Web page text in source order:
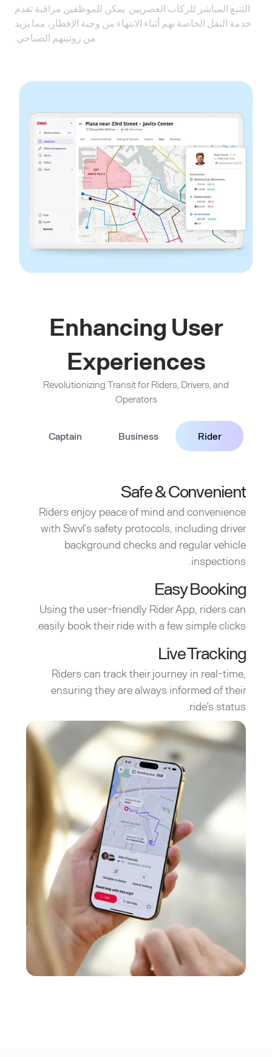
التتبع المباشر للركاب العصريين. يمكن للموظفين مراقبة تقدم
خدمة النقل الخاصة بهم أثناء الانتهاء من وجبة الإفطار، مما يزيد
من روتينهم الصباحي.
Enhancing User
Experiences
Revolutionizing Transit for Riders, Drivers, and
Operators
Rider
Business
Captain
Safe & Convenient
Riders enjoy peace of mind and convenience
with Swvl’s safety protocols, including driver
background checks and regular vehicle
inspections.
Easy Booking
Using the user-friendly Rider App, riders can
easily book their ride with a few simple clicks.
Live Tracking
Riders can track their journey in real-time,
ensuring they are always informed of their
ride’s status.